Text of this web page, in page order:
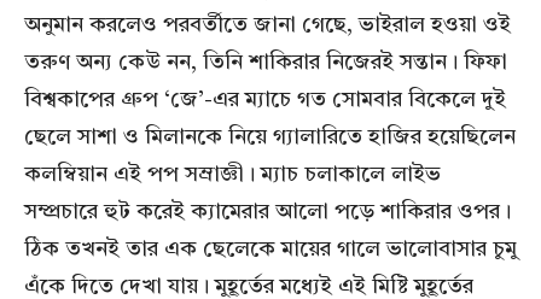
অনুমান করলেও পরবর্তীতে জানা গেছে, ভাইরাল হওয়া ওই
তরুণ অন্য কেউ নন, তিনি শাকিরার নিজেরই সন্তান। ফিফা
বিশ্বকাপের গ্রুপ ‘জে’-এর ম্যাচে গত সোমবার বিকেলে দুই
ছেলে সাশা ও মিলানকে নিয়ে গ্যালারিতে হাজির হয়েছিলেন
কলম্বিয়ান এই পপ সম্রাজ্ঞী। ম্যাচ চলাকালে লাইভ
সম্প্রচারে হুট করেই ক্যামেরার আলো পড়ে শাকিরার ওপর।
ঠিক তখনই তার এক ছেলেকে মায়ের গালে ভালোবাসার চুমু
এঁকে দিতে দেখা যায়। মুহূর্তের মধ্যেই এই মিষ্টি মুহূর্তের